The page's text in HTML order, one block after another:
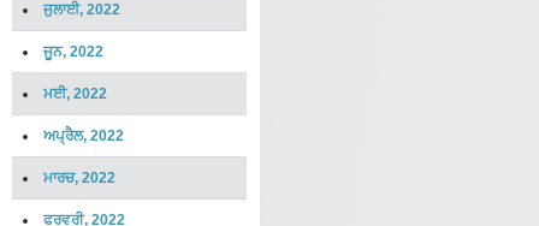
ਜੁਲਾਈ, 2022
ਜੂਨ, 2022
ਮਈ, 2022
ਅਪ੍ਰੈਲ, 2022
ਮਾਰਚ, 2022
ਫਰਵਰੀ, 2022